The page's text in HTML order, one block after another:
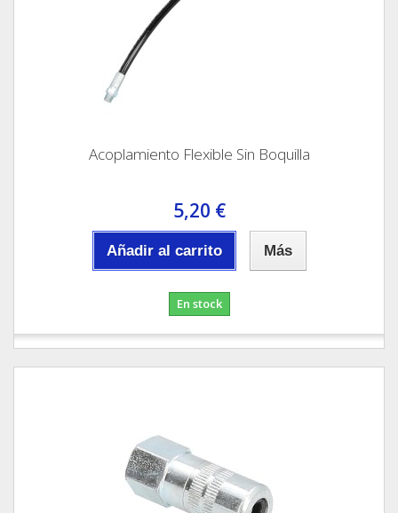
Acoplamiento Flexible Sin Boquilla
5,20 €
Añadir al carrito Más
En stock